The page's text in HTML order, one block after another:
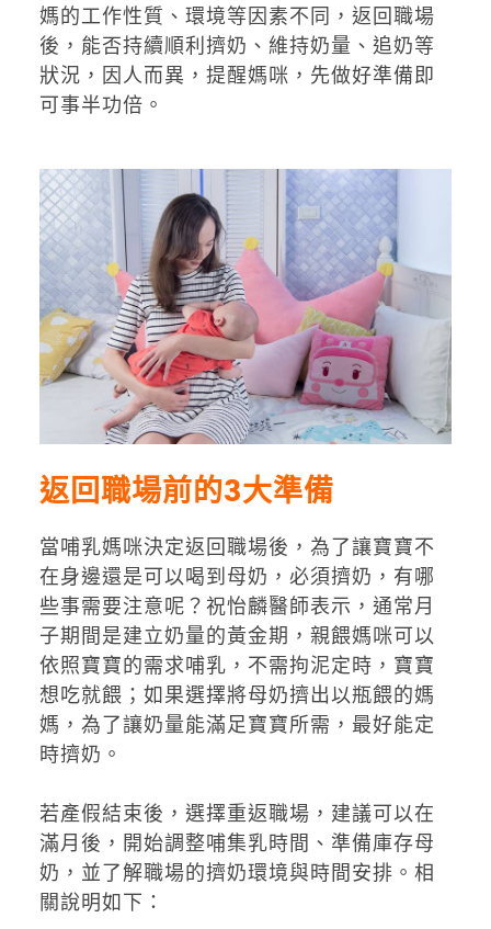
媽的工作性質、環境等因素不同，返回職場
後，能否持續順利擠奶、維持奶量、追奶等
狀況，因人而異，提醒媽咪，先做好準備即
可事半功倍。
返回職場前的3大準備
當哺乳媽咪決定返回職場後，為了讓寶寶不
在身邊還是可以喝到母奶，必須擠奶，有哪
些事需要注意呢？祝怡麟醫師表示，通常月
子期間是建立奶量的黃金期，親餵媽咪可以
依照寶寶的需求哺乳，不需拘泥定時，寶寶
想吃就餵；如果選擇將母奶擠出以瓶餵的媽
媽，為了讓奶量能滿足寶寶所需，最好能定
時擠奶。
若產假結束後，選擇重返職場，建議可以在
滿月後，開始調整哺集乳時間、準備庫存母
奶，並了解職場的擠奶環境與時間安排。相
關說明如下：